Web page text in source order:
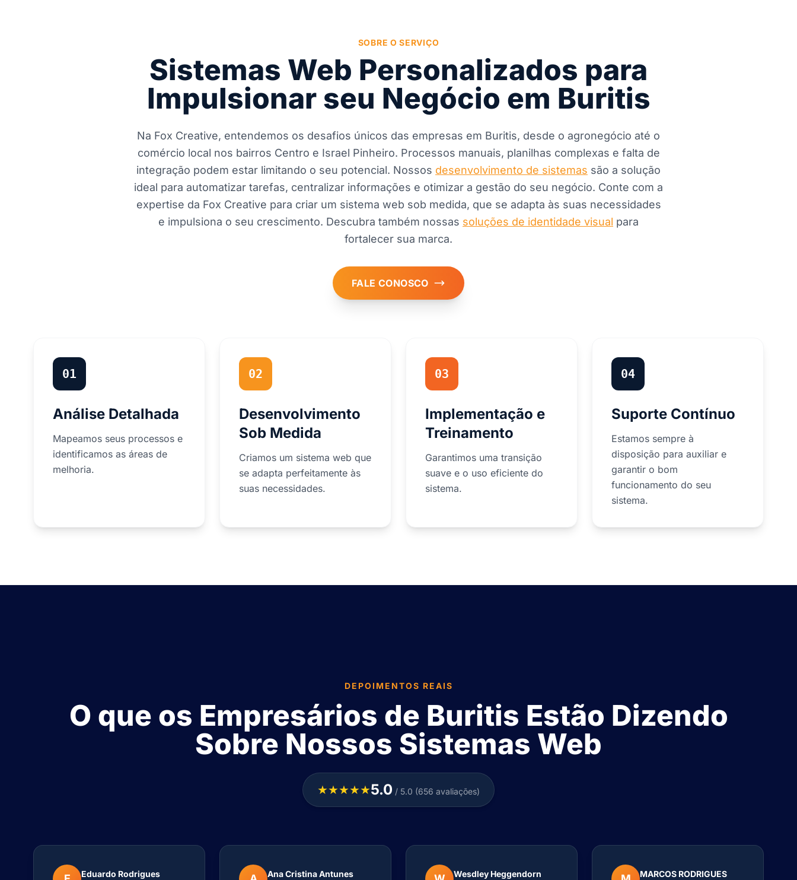
SOBRE O SERVIÇO
Sistemas Web Personalizados para
Impulsionar seu Negócio em Buritis
Na Fox Creative, entendemos os desafios únicos das empresas em Buritis, desde o agronegócio até o
comércio local nos bairros Centro e Israel Pinheiro. Processos manuais, planilhas complexas e falta de
integração podem estar limitando o seu potencial. Nossos desenvolvimento de sistemas são a solução
ideal para automatizar tarefas, centralizar informações e otimizar a gestão do seu negócio. Conte com a
expertise da Fox Creative para criar um sistema web sob medida, que se adapta às suas necessidades
e impulsiona o seu crescimento. Descubra também nossas soluções de identidade visual para
fortalecer sua marca.
FALE CONOSCO
01
Análise Detalhada
Mapeamos seus processos e
identificamos as áreas de
melhoria.
02
Desenvolvimento
Sob Medida
Criamos um sistema web que
se adapta perfeitamente às
suas necessidades.
03
Implementação e
Treinamento
Garantimos uma transição
suave e o uso eficiente do
sistema.
04
Suporte Contínuo
Estamos sempre à
disposição para auxiliar e
garantir o bom
funcionamento do seu
sistema.
DEPOIMENTOS REAIS
O que os Empresários de Buritis Estão Dizendo
Sobre Nossos Sistemas Web
★★★★★5.0 / 5.0 (656 avaliações)
Eduardo Rodrigues Ana Cristina Antunes Wesdley Heggendorn MARCOS RODRIGUES